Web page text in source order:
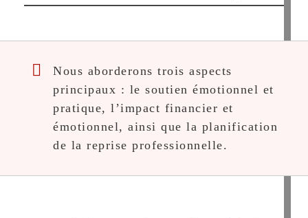
Nous aborderons trois aspects
principaux : le soutien émotionnel et
pratique, l’impact financier et
émotionnel, ainsi que la planification
de la reprise professionnelle.